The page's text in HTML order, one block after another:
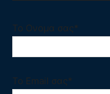
Το Ονομα σας*
Το Email σας*